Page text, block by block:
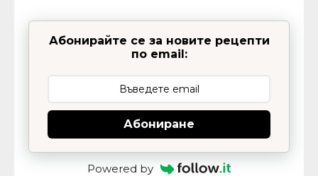
Абонирайте се за новите рецепти
по email:
Абониране
Powered by